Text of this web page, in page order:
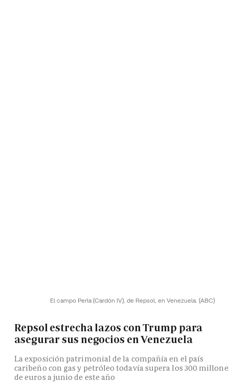
El campo Perla (Cardón IV), de Repsol, en Venezuela. (ABC)
Repsol estrecha lazos con Trump para
asegurar sus negocios en Venezuela
La exposición patrimonial de la compañía en el país
caribeño con gas y petróleo todavía supera los 300
de euros a junio de este año